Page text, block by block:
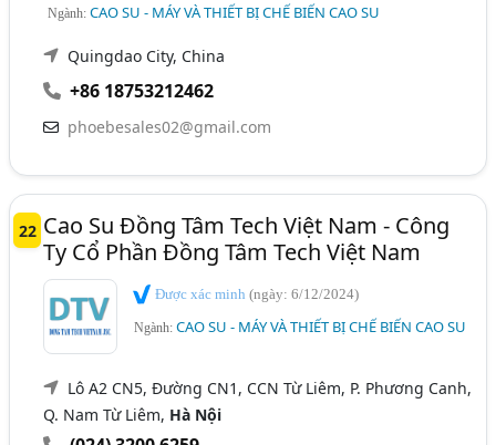
Ngành:CAO SU - MÁY VÀ THIẾT BỊ CHẾ BIẾN CAO SU
Quingdao City, China
+86 18753212462
phoebesales02@gmail.com
22 Cao Su Đồng Tâm Tech Việt Nam - Công
Ty Cổ Phần Đồng Tâm Tech Việt Nam
Được xác minh(ngày: 6/12/2024)
Ngành:CAO SU - MÁY VÀ THIẾT BỊ CHẾ BIẾN CAO SU
Lô A2 CN5, Đường CN1, CCN Từ Liêm, P. Phương Canh,
Q. Nam Từ Liêm, Hà Nội